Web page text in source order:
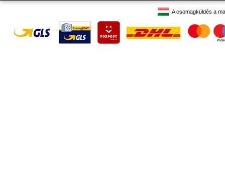
A csomagküldés a